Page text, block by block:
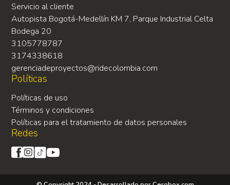
Servicio al cliente
Autopista Bogotá-Medellín KM 7, Parque Industrial Celta
Bodega 20
3105778787
3174338618
gerenciadeproyectos@ridecolombia.com
Políticas
Políticas de uso
Términos y condiciones
Políticas para el tratamiento de datos personales
Redes